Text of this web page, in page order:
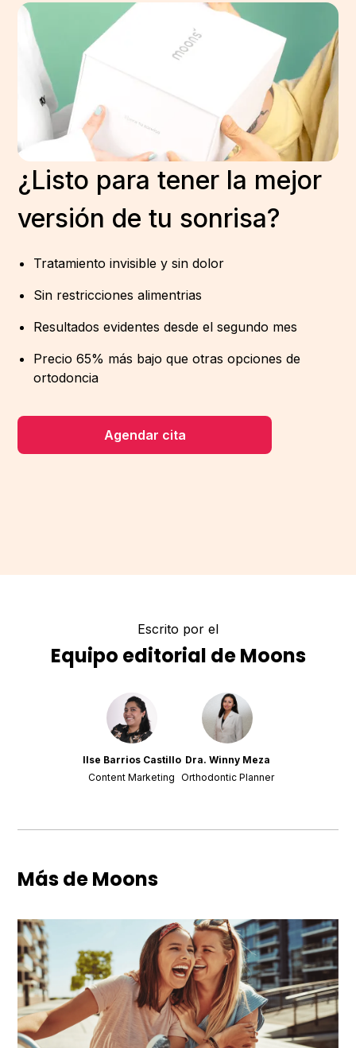
¿Listo para tener la mejor
versión de tu sonrisa?
Tratamiento invisible y sin dolor
Sin restricciones alimentrias
Resultados evidentes desde el segundo mes
Precio 65% más bajo que otras opciones de
ortodoncia
Agendar cita
Escrito por el
Equipo editorial de Moons
Ilse Barrios Castillo
Content Marketing
Dra. Winny Meza
Orthodontic Planner
Más de Moons